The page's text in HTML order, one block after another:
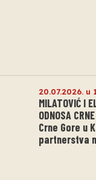
20.07.2026. u
MILATOVIĆ I
ODNOSA
Crne Gore u
partnerstva